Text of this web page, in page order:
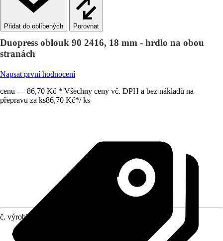
Porovnat
Duopress oblouk 90 2416, 18 mm - hrdlo na obou
stranách
Napsat první hodnocení
cenu — 86,70 Kč * Všechny ceny vč. DPH a bez nákladů na
přepravu za ks86,70 Kč*/ ks
č. výrobku